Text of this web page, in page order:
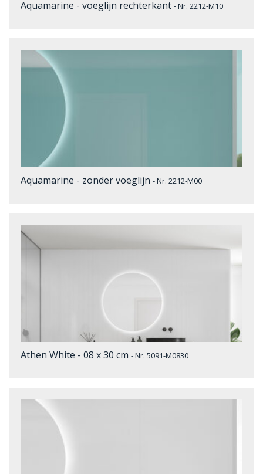
Aquamarine - voeglijn rechterkant - Nr. 2212-M10
Aquamarine - zonder voeglijn - Nr. 2212-M00
Athen White - 08 x 30 cm - Nr. 5091-M0830